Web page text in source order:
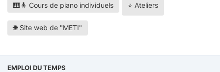
🎹🧍 Cours de piano individuels ⭐ Ateliers
🌐 Site web de "METI"
EMPLOI DU TEMPS